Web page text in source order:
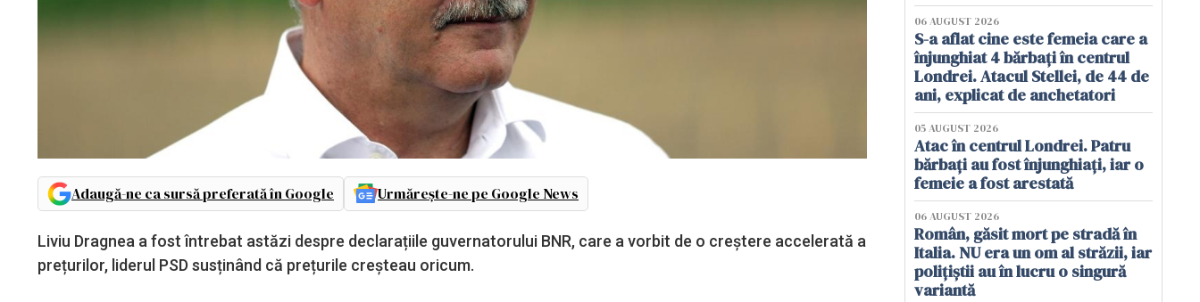
Adaugă-ne ca sursă preferată în Google Urmărește-ne pe Google News
Liviu Dragnea a fost întrebat astăzi despre declarațiile guvernatorului BNR, care a vorbit de o creștere accelerată a
prețurilor, liderul PSD susținând că prețurile creșteau oricum.
06 AUGUST 2026
S-a aflat cine este femeia care a
înjunghiat 4 bărbați în centrul
Londrei. Atacul Stellei, de 44 de
ani, explicat de anchetatori
05 AUGUST 2026
Atac în centrul Londrei. Patru
bărbați au fost înjunghiați, iar o
femeie a fost arestată
06 AUGUST 2026
Român, găsit mort pe stradă în
Italia. NU era un om al străzii, iar
polițiștii au în lucru o singură
variantă